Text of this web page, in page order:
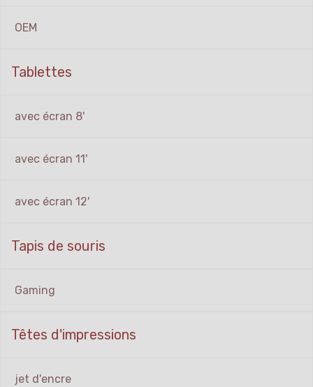
OEM
Tablettes
avec écran 8'
avec écran 11'
avec écran 12'
Tapis de souris
Gaming
Têtes d'impressions
jet d'encre